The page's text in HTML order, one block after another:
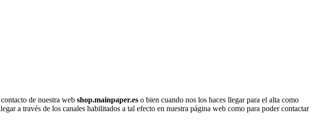
de nuestra web shop.mainpaper.es o bien cuando nos los haces llegar para el alta como
a través de los canales habilitados a tal efecto en nuestra página web como para poder contactar